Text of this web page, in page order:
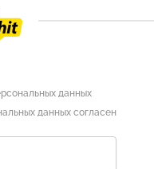
данных
данных согласен